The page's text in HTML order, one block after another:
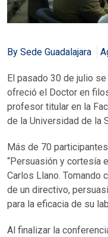
By Sede Guadalajara
El pasado 30 de julio
ofreció el Doctor en
profesor titular en la
de la Universidad de la
Más de 70
“Persuasión y cortesía
Carlos Llano. Tomando
de un directivo,
para la eficacia de su
Al finalizar la